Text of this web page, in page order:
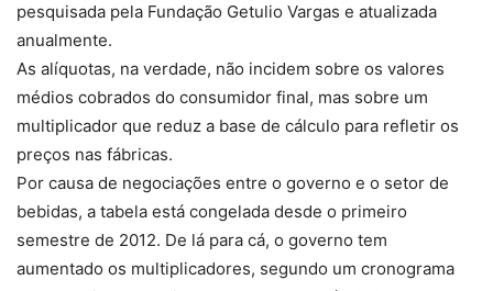
pesquisada pela Fundação Getulio Vargas e atualizada
anualmente.
As alíquotas, na verdade, não incidem sobre os valores
médios cobrados do consumidor final, mas sobre um
multiplicador que reduz a base de cálculo para refletir os
preços nas fábricas.
Por causa de negociações entre o governo e o setor de
bebidas, a tabela está congelada desde o primeiro
semestre de 2012. De lá para cá, o governo tem
aumentado os multiplicadores, segundo um cronograma